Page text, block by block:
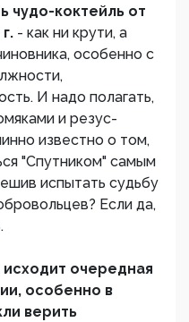
чудо-коктейль от
- как ни крути, а
особенно с
И надо полагать,
и резус-
известно о том,
"Спутником" самым
испытать судьбу
Если да,
очередная
особенно в
верить